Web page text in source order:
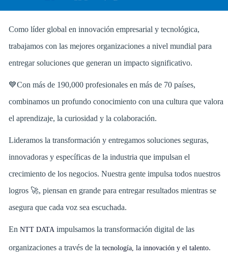
Como líder global en innovación empresarial y tecnológica,
trabajamos con las mejores organizaciones a nivel mundial para
entregar soluciones que generan un impacto significativo.
💙Con más de 190,000 profesionales en más de 70 países,
combinamos un profundo conocimiento con una cultura que valora
el aprendizaje, la curiosidad y la colaboración.
Lideramos la transformación y entregamos soluciones seguras,
innovadoras y específicas de la industria que impulsan el
crecimiento de los negocios. Nuestra gente impulsa todos nuestros
logros 🚀, piensan en grande para entregar resultados mientras se
asegura que cada voz sea escuchada.
En NTT DATA impulsamos la transformación digital de las
organizaciones a través de la tecnología, la innovación y el talento.